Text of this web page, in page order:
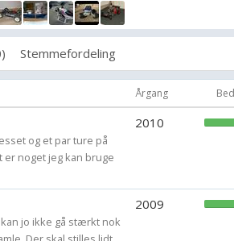
Stemmefordeling
Årgang
og et par ture på
noget jeg kan bruge
2010
jo ikke gå stærkt nok
2009